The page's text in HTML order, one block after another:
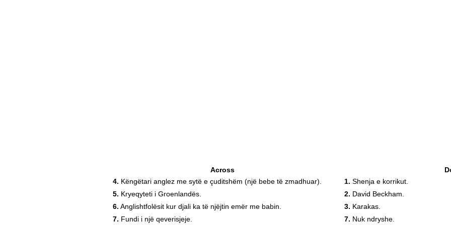
Across
4. Këngëtari anglez me sytë e çuditshëm (një bebe të zmadhuar).
5. Kryeqyteti i Groenlandës.
6. Anglishtfolësit kur djali ka të njëjtin emër me babin.
7. Fundi i një qeverisjeje.
1. Shenja e korrikut.
2. David Beckham.
3. Karakas.
7. Nuk ndryshe.